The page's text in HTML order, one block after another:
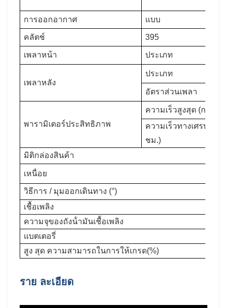
การออกอากาศ แบบ
คลัตช์ 395
เพลาหน้า ประเภท
เพลาหลัง
ประเภท
อัตราส่วนเพลา
พารามิเตอร์ประสิทธิภาพ
ความเร็วสูงสุด (กม./ช
ความเร็วทางเศรษฐกิจ
ชม.)
มิติกล่องสินค้า
เหนื่อย
วิธีการ / มุมออกเดินทาง (°)
เชื้อเพลิง
ความจุของถังน้ํามันเชื้อเพลิง
แบตเตอรี่
สูง สุด ความสามารถในการให้เกรด(%)
ราย ละเอียด